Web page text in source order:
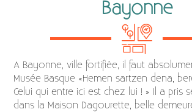
Bayonne
A Bayonne, ville fortifiée, il faut
Musée Basque «Hemen sartzen dena,
Celui qui entre ici est chez lui ! » Il a pris
dans la Maison Dagourette, belle